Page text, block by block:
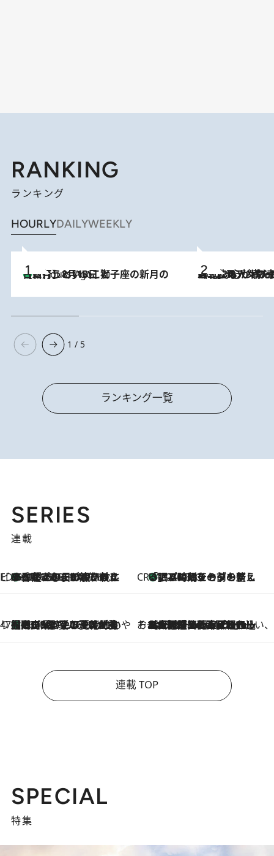
RANKING
ランキング
HOURLYDAILYWEEKLY
5 Hours Ago
【新月】8月13日 獅子座の新月の日に行うといいこと 2026.8.8
《北欧の人々の幸福度が高いのは…》元デンマーク親善大使が出会った“心が満たされる暮らし”「いいかげんにヒュッゲしなさい！」
1 / 5
ランキング一覧
SERIES
連載
ビューティいいもの集め EDITORS' BEST
2026.8.10
35℃超えの日の夜、枕にひと吹き！ BAUMのルームスプレーが、ひのきの香りで心まで解きほぐす CREA'S CHOICE
2026.8.10
「眠る時刻をセットする」——眠りの前を整える、バルミューダの新しいアプローチ
47都道府県の手みやげ ひんやりスイーツで夏を満喫
2026.8.10
【岡山県】この夏絶対食べたい 冷やしておいしいおやつ3選 フルーツが主役のプリンやアイスが勢揃い そおだよおこの関西おいしい、おやつ紀行
2026.8.9
［大阪府箕面市］一皿一皿目の前で仕上げられる、料理を巧みに組み込んだアシェットデセールコース「ミチル アシェット デセール（Michiru assiette dessert）」
連載 TOP
SPECIAL
特集